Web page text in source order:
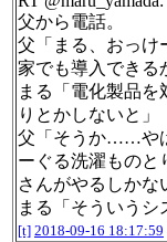
父から電話。
父「まる、おっけ
家でも導入できる
まる「電化製品を
りとかしないと」
父「そうか……や
ーぐる洗濯ものと
さんがやるしか
まる「そういうシ
[t] 2018-09-16 18:17:59